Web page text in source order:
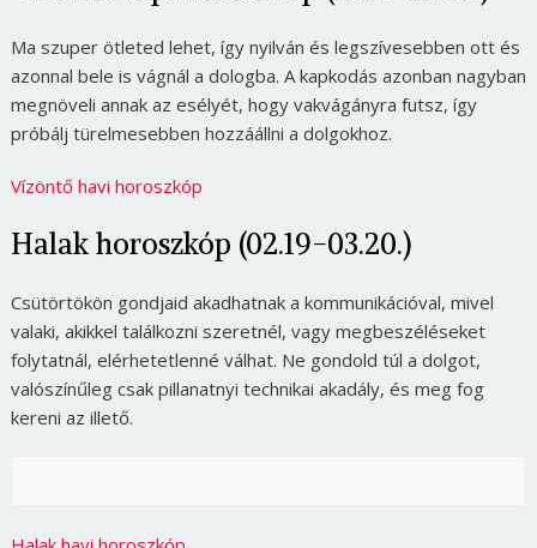
Ma szuper ötleted lehet, így nyilván és legszívesebben ott és
azonnal bele is vágnál a dologba. A kapkodás azonban nagyban
megnöveli annak az esélyét, hogy vakvágányra futsz, így
próbálj türelmesebben hozzáállni a dolgokhoz.
Vízöntő havi horoszkóp
Halak horoszkóp (02.19-03.20.)
Csütörtökön gondjaid akadhatnak a kommunikációval, mivel
valaki, akikkel találkozni szeretnél, vagy megbeszéléseket
folytatnál, elérhetetlenné válhat. Ne gondold túl a dolgot,
valószínűleg csak pillanatnyi technikai akadály, és meg fog
kereni az illető.